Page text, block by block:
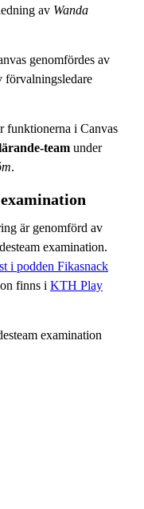
av Wanda
genomfördes av
förvalningsledare
funktionerna i Canvas
team under
.
är genomförd av
examination.
i podden Fikasnack
finns i KTH Play
examination